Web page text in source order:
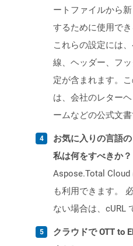
ートファイルから
するために使用でき
これらの設定には
線、ヘッダー、フ
定が含まれます。
は、会社のレター
ームなどの公式文書
お気に入りの言語の
私は何をすべきか？
Aspose.Total Cloud
も利用できます。
ない場合は、cURL
クラウドで OTT to